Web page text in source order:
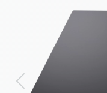
Previous